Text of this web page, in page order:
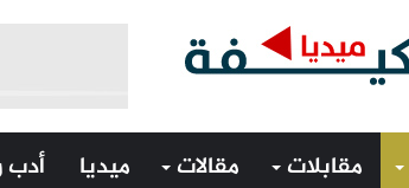
مقابلات مقالات ميديا أدب